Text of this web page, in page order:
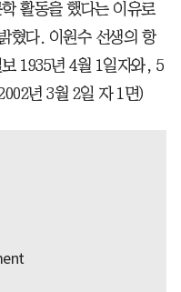
활동을 했다는 이유로
혔다. 이원수 선생의 항
1935년 4월 1일자와, 5
년 3월 2일 자 1면)